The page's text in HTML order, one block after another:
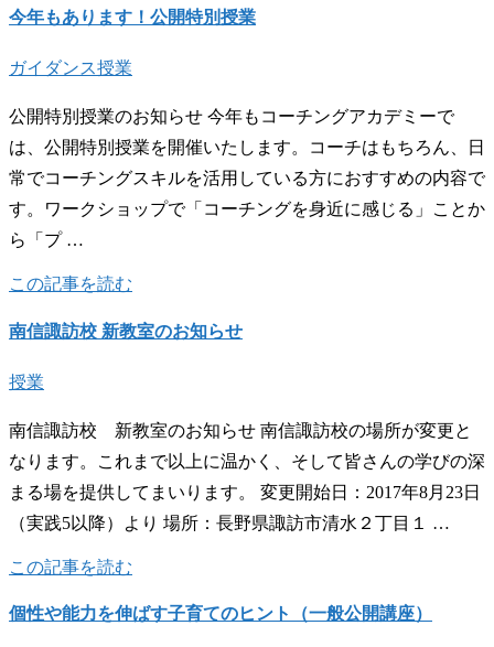
今年もあります！公開特別授業
ガイダンス授業
公開特別授業のお知らせ 今年もコーチングアカデミーで
は、公開特別授業を開催いたします。コーチはもちろん、日
常でコーチングスキルを活用している方におすすめの内容で
す。ワークショップで「コーチングを身近に感じる」ことか
ら「プ …
この記事を読む
南信諏訪校 新教室のお知らせ
授業
南信諏訪校 新教室のお知らせ 南信諏訪校の場所が変更と
なります。これまで以上に温かく、そして皆さんの学びの深
まる場を提供してまいります。 変更開始日：2017年8月23日
（実践5以降）より 場所：長野県諏訪市清水２丁目１ …
この記事を読む
個性や能力を伸ばす子育てのヒント（一般公開講座）